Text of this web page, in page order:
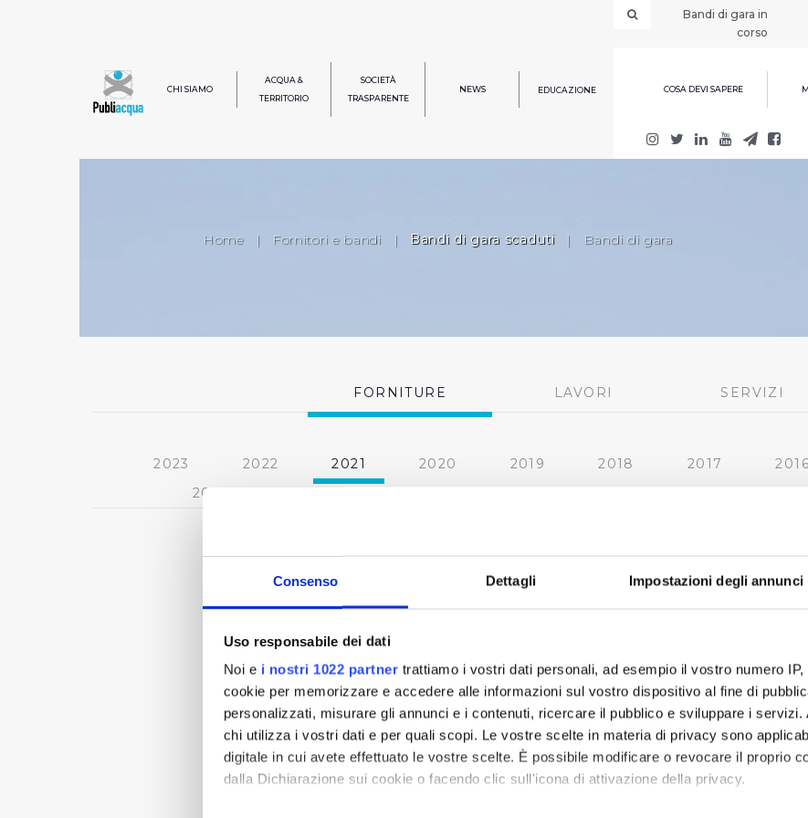
Consenso Dettagli Impostazioni degli annunci
Uso responsabile dei dati
Noi e i nostri 1022 partner trattiamo i vostri dati personali, ad esempio il vostro numero
cookie per memorizzare e accedere alle informazioni sul vostro dispositivo al fine di
personalizzati, misurare gli annunci e i contenuti, ricercare il pubblico e sviluppare i
chi utilizza i vostri dati e per quali scopi. Le vostre scelte in materia di privacy sono
digitale in cui avete effettuato le vostre scelte. È possibile modificare o revocare il proprio
dalla Dichiarazione sui cookie o facendo clic sull'icona di attivazione della privacy.
Bandi di gara in
corso
CHI SIAMO
ACQUA &
TERRITORIO
SOCIETÀ
TRASPARENTE
NEWS EDUCAZIONE COSA DEVI SAPERE
Home | Fornitori e bandi | Bandi di gara scaduti | Bandi di gara
FORNITURE LAVORI SERVIZI
2023 2022 2021 2020 2019 2018 2017 2016
2013
‹ precedente 2 3 4